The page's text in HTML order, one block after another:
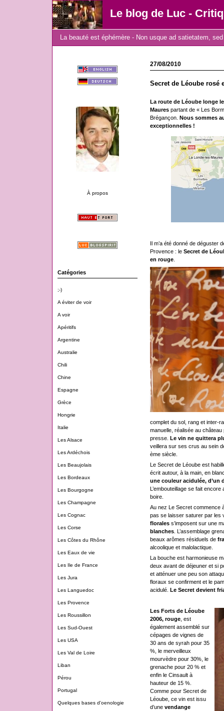
Le blog de Luc -
La beauté est éphémère - Non usque ad satietatem,
À propos
Catégories
;-)
A éviter de voir
A voir
Apéritifs
Argentine
Australie
Chili
Chine
Espagne
Grèce
Hongrie
Italie
Les Alsace
Les Ardéchois
Les Beaujolais
Les Bordeaux
Les Bourgogne
Les Champagne
Les Cognac
Les Corse
Les Côtes du Rhône
Les Eaux de vie
Les Ile de France
Les Jura
Les Languedoc
Les Provence
Les Roussillon
Les Sud-Ouest
Les USA
Les Val de Loire
Liban
Pérou
Portugal
Quelques bases d'oenologie
27/08/2010
Secret de Léoube rosé
La route de Léoube longe
Maures partant de « Les
Brégançon. Nous sommes
exceptionnelles !
Il m’a été donné de déguster
Provence : le Secret de
en rouge.
complet du sol, rang et inter-
manuelle, réalisée au
presse. Le vin ne quittera
veillera sur ses crus au sein
ème siècle.
Le Secret de Léoube est
écrit autour, à la main, en
une couleur acidulée, d’un
L’embouteillage se fait
boire.
Au nez Le Secret commence
pas se laisser saturer par les
floraless’imposent sur une
blanches. L’assemblage
beaux arômes résiduels de
alcoolique et malolactique.
La bouche est harmonieuse
deux avant de déjeuner et si
et atténuer une peu son
floraux se confirment et le
acidulé. Le Secret devient
Les Forts de Léoube
2006, rouge, est
également assemblé sur
cépages de vignes de
30 ans de syrah pour 35
%, le merveilleux
mourvèdre pour 30%, le
grenache pour 20 % et
enfin le Cinsault à
hauteur de 15 %.
Comme pour Secret de
Léoube, ce vin est issu
d’une vendange